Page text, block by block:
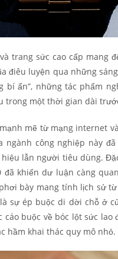
trang sức cao cấp mang
điêu luyện qua những
bí ẩn”, những tác phẩm
trong một thời gian dài
mẽ từ mạng internet
ngành công nghiệp này
lẫn người tiêu dùng.
đã khiến dư luận càng
bày mang tính lịch sử
sự ép buộc di dời chỗ ở
cáo buộc về bóc lột sức
hầm khai thác quy mô nhỏ.